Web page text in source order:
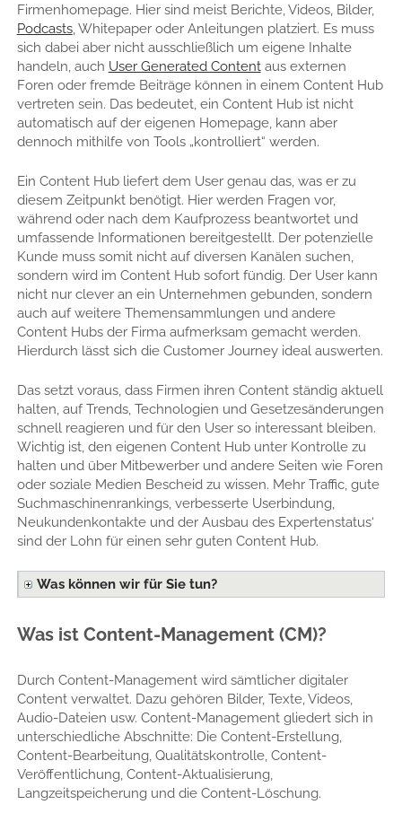
Firmenhomepage. Hier sind meist Berichte, Videos, Bilder,
Podcasts, Whitepaper oder Anleitungen platziert. Es muss
sich dabei aber nicht ausschließlich um eigene Inhalte
handeln, auch User Generated Contentaus externen
Foren oder fremde Beiträge können in einem Content Hub
vertreten sein. Das bedeutet, ein Content Hub ist nicht
automatisch auf der eigenen Homepage, kann aber
dennoch mithilfe von Tools „kontrolliert“ werden.
Ein Content Hub liefert dem User genau das, was er zu
diesem Zeitpunkt benötigt. Hier werden Fragen vor,
während oder nach dem Kaufprozess beantwortet und
umfassende Informationen bereitgestellt. Der potenzielle
Kunde muss somit nicht auf diversen Kanälen suchen,
sondern wird im Content Hub sofort fündig. Der User kann
nicht nur clever an ein Unternehmen gebunden, sondern
auch auf weitere Themensammlungen und andere
Content Hubs der Firma aufmerksam gemacht werden.
Hierdurch lässt sich die Customer Journey ideal auswerten.
Das setzt voraus, dass Firmen ihren Content ständig aktuell
halten, auf Trends, Technologien und Gesetzesänderungen
schnell reagieren und für den User so interessant bleiben.
Wichtig ist, den eigenen Content Hub unter Kontrolle zu
halten und über Mitbewerber und andere Seiten wie Foren
oder soziale Medien Bescheid zu wissen. Mehr Traffic, gute
Suchmaschinenrankings, verbesserte Userbindung,
Neukundenkontakte und der Ausbau des Expertenstatus‘
sind der Lohn für einen sehr guten Content Hub.
Was können wir für Sie tun?
Was ist Content-Management (CM)?
Durch Content-Management wird sämtlicher digitaler
Content verwaltet. Dazu gehören Bilder, Texte, Videos,
Audio-Dateien usw. Content-Management gliedert sich in
unterschiedliche Abschnitte: Die Content-Erstellung,
Content-Bearbeitung, Qualitätskontrolle, Content-
Veröffentlichung, Content-Aktualisierung,
Langzeitspeicherung und die Content-Löschung.